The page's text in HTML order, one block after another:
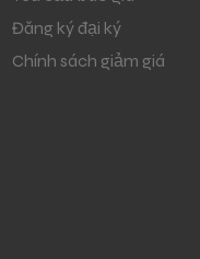
Đăng ký đại ký
Chính sách giảm giá